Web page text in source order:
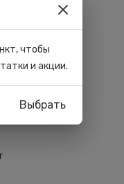
чтобы
и акции.
Выбрать